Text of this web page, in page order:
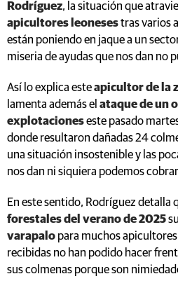
Rodríguez, la situación que
apicultores leonesestras varios
están poniendo en jaque a un
miseria de ayudas que nos dan no
Así lo explica esteapicultor de la
lamenta además el ataque de un
explotacioneseste pasado
donde resultaron dañadas 24
una situación insostenible y las
nos dan ni siquiera podemos
En este sentido, Rodríguez detalla
forestales del verano de 2025
varapalo para muchos
recibidas no han podido hacer
sus colmenas porque son